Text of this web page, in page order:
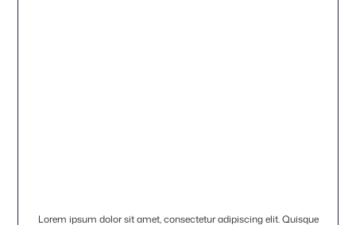
Lorem ipsum dolor sit amet, consectetur adipiscing elit. Quisque